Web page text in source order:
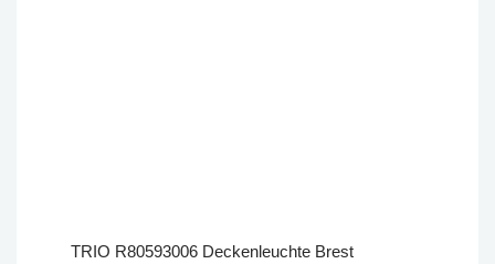
TRIO R80593006 Deckenleuchte Brest